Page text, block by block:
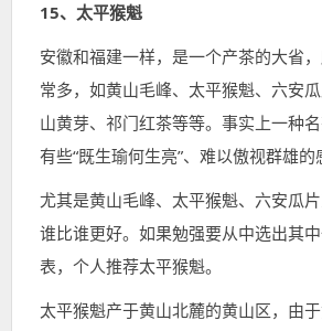
15、太平猴魁
安徽和福建一样，是一个产茶的大省
常多，如黄山毛峰、太平猴魁、六安
山黄芽、祁门红茶等等。事实上一种
有些“既生瑜何生亮”、难以傲视群雄的
尤其是黄山毛峰、太平猴魁、六安瓜
谁比谁更好。如果勉强要从中选出其
表，个人推荐太平猴魁。
太平猴魁产于黄山北麓的黄山区，由